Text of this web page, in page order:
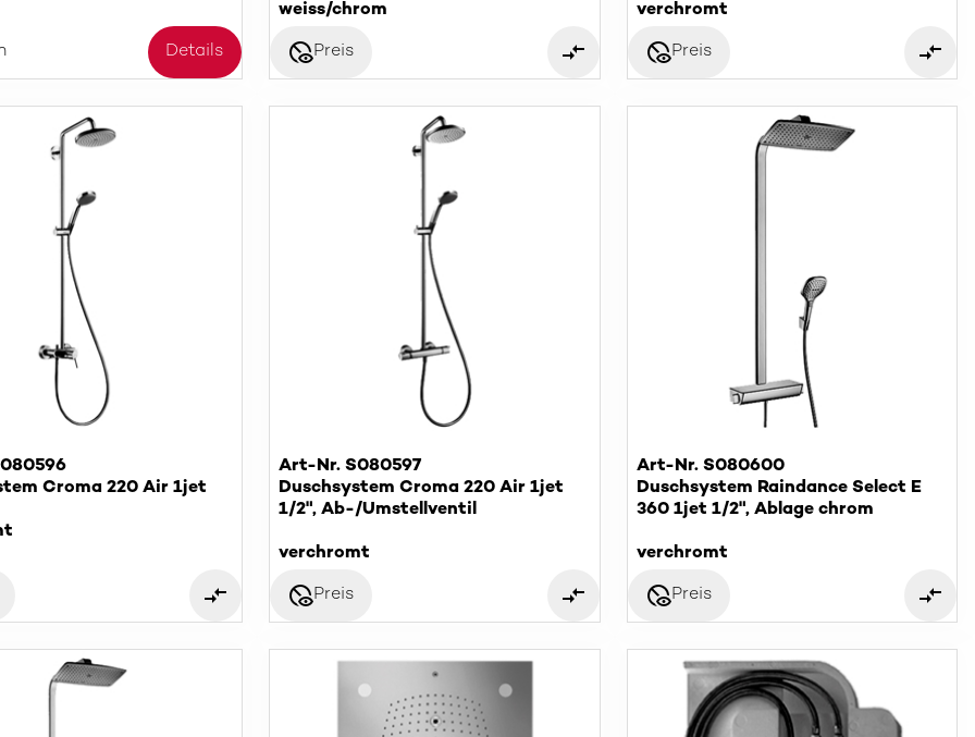
Details
weiss/chrom
disabled_visiblePreis
verchromt
disabled_visiblePreis
Croma 220 Air 1jet
Art-Nr. S080597
Duschsystem Croma 220 Air 1jet
1/2", Ab-/Umstellventil
verchromt
disabled_visiblePreis
Art-Nr. S080600
Duschsystem Raindance Select E
360 1jet 1/2", Ablage chrom
verchromt
disabled_visiblePreis